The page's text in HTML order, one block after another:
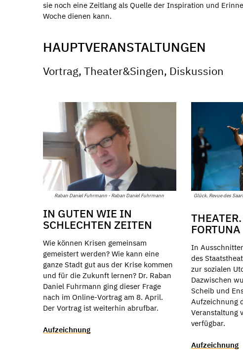
sie noch eine Zeitlang als Quelle der Inspiration und
Woche dienen kann.
HAUPTVERANSTALTUNGEN
Vortrag, Theater&Singen, Diskussion
Raban Daniel Fuhrmann - Raban Daniel Fuhrmann
IN GUTEN WIE IN
SCHLECHTEN ZEITEN
Wie können Krisen gemeinsam
gemeistert werden? Wie kann eine
ganze Stadt gut aus der Krise kommen
und für die Zukunft lernen? Dr. Raban
Daniel Fuhrmann ging dieser Frage
nach im Online-Vortrag am 8. April.
Der Vortrag ist weiterhin abrufbar.
Aufzeichnung
Glück. Revue des
FORTUNA
In
des
zur sozialen
Dazwischen
Scheib und
Aufzeichnung
Veranstaltung
verfügbar.
Aufzeichnung